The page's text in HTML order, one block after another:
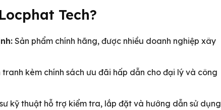
Tech?
Sản phẩm chính hãng, được nhiều doanh nghiệp xây
tranh kèm chính sách ưu đãi hấp dẫn cho đại lý và công
kỹ thuật hỗ trợ kiểm tra, lắp đặt và hướng dẫn sử dụng